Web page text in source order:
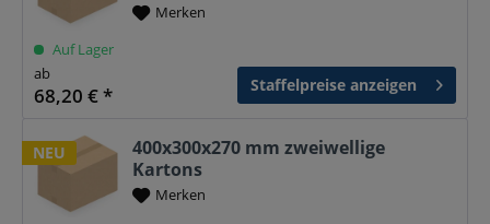
Merken
Auf Lager
ab
68,20 € * Staffelpreise anzeigen
NEU
400x300x270 mm zweiwellige
Kartons
Merken